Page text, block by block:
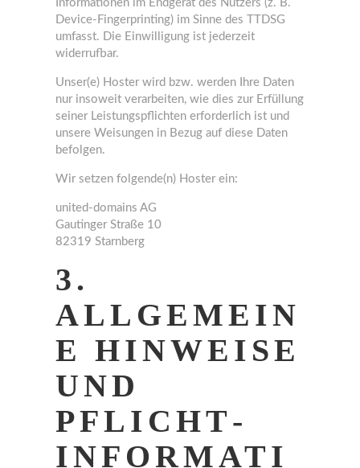
Informationen im Endgerät des Nutzers (z. B.
Device-Fingerprinting) im Sinne des TTDSG
umfasst. Die Einwilligung ist jederzeit
widerrufbar.
Unser(e) Hoster wird bzw. werden Ihre Daten
nur insoweit verarbeiten, wie dies zur Erfüllung
seiner Leistungspflichten erforderlich ist und
unsere Weisungen in Bezug auf diese Daten
befolgen.
Wir setzen folgende(n) Hoster ein:
united-domains AG
Gautinger Straße 10
82319 Starnberg
3.
ALLGEMEIN
E HINWEISE
UND
PFLICHT­
INFORMATI